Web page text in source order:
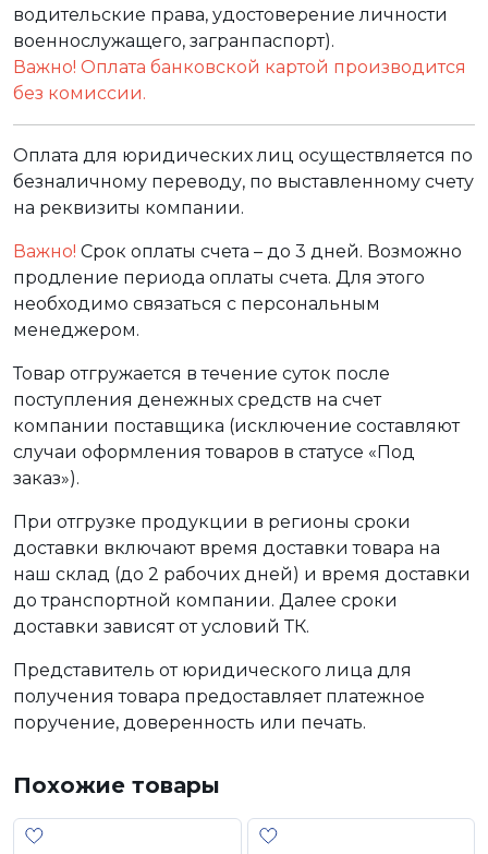
водительские права, удостоверение личности
военнослужащего, загранпаспорт).
Важно! Оплата банковской картой производится
без комиссии.
Оплата для юридических лиц осуществляется по
безналичному переводу, по выставленному счету
на реквизиты компании.
Важно! Срок оплаты счета – до 3 дней. Возможно
продление периода оплаты счета. Для этого
необходимо связаться с персональным
менеджером.
Товар отгружается в течение суток после
поступления денежных средств на счет
компании поставщика (исключение составляют
случаи оформления товаров в статусе «Под
заказ»).
При отгрузке продукции в регионы сроки
доставки включают время доставки товара на
наш склад (до 2 рабочих дней) и время доставки
до транспортной компании. Далее сроки
доставки зависят от условий ТК.
Представитель от юридического лица для
получения товара предоставляет платежное
поручение, доверенность или печать.
Похожие товары